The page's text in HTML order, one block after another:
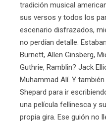
tradición musical
sus versos y todos los
escenario disfrazados,
no perdían detalle.
Burnett, Allen Ginsberg,
Guthrie, Ramblin? Jack
Muhammad Alí. Y
Shepard para ir
una película fellinesca y
propia gira. Ese guión no